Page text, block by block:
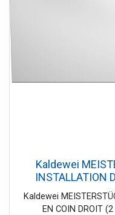
Kaldewei
INSTALLATION
1137-4040
cm,
Kaldewei
EN COIN DROIT